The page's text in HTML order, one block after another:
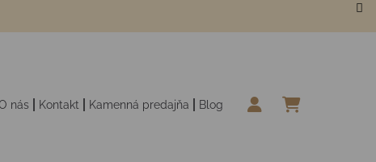
nás Kontakt Kamenná predajňa Blog